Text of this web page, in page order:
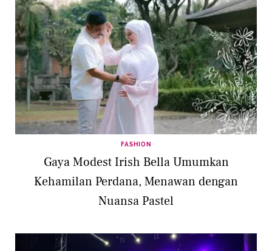
FASHION
Gaya Modest Irish Bella Umumkan
Kehamilan Perdana, Menawan dengan
Nuansa Pastel